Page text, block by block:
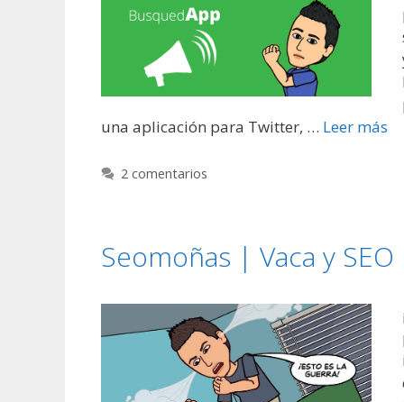
una aplicación para Twitter, … Leer más
2 comentarios
Seomoñas | Vaca y